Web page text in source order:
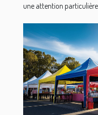
une attention